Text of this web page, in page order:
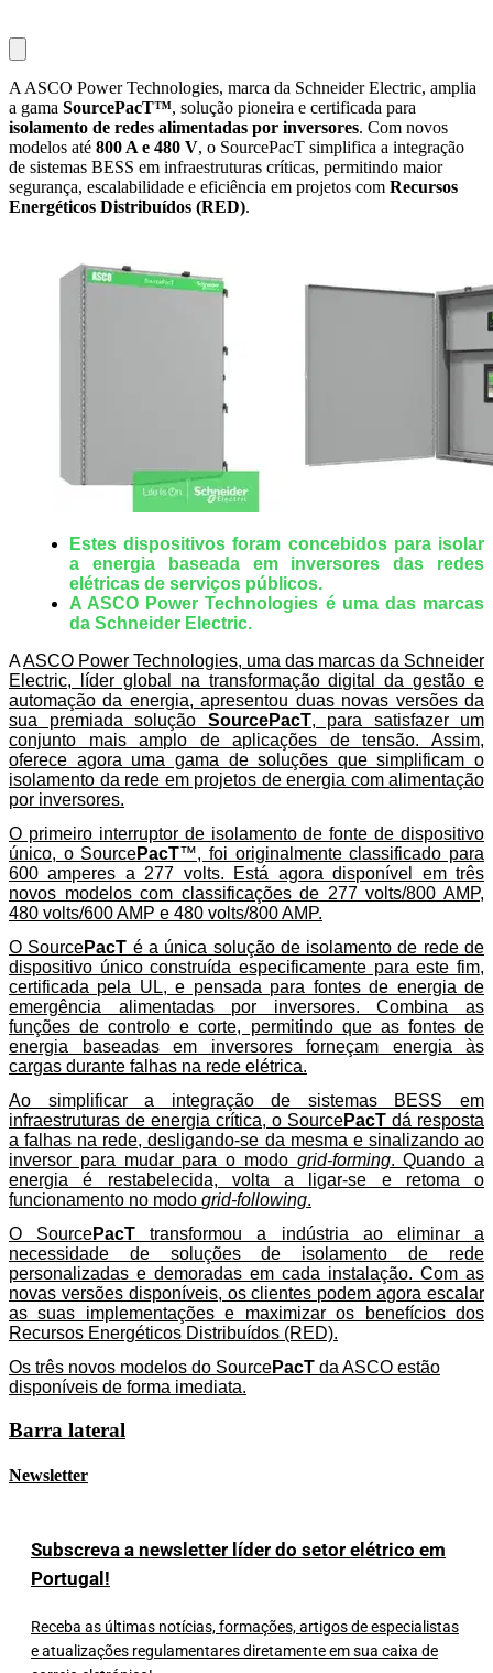
A ASCO Power Technologies, marca da Schneider Electric, amplia
a gama SourcePacT™, solução pioneira e certificada para
isolamento de redes alimentadas por inversores. Com novos
modelos até 800 A e 480 V, o SourcePacT simplifica a integração
de sistemas BESS em infraestruturas críticas, permitindo maior
segurança, escalabilidade e eficiência em projetos com Recursos
Energéticos Distribuídos (RED).
Estes dispositivos foram concebidos para isolar
a energia baseada em inversores das redes
elétricas de serviços públicos.
A ASCO Power Technologies é uma das marcas
da Schneider Electric.
AASCO Power Technologies, uma das marcas da Schneider
Electric, líder global na transformação digital da gestão e
automação da energia, apresentou duas novas versões da
sua premiada solução SourcePacT, para satisfazer um
conjunto mais amplo de aplicações de tensão. Assim,
oferece agora uma gama de soluções que simplificam o
isolamento da rede em projetos de energia com alimentação
por inversores.
O primeiro interruptor de isolamento de fonte de dispositivo
único, o SourcePacT™, foi originalmente classificado para
600 amperes a 277 volts. Está agora disponível em três
novos modelos com classificações de 277 volts/800 AMP,
480 volts/600 AMP e 480 volts/800 AMP.
O SourcePacT é a única solução de isolamento de rede de
dispositivo único construída especificamente para este fim,
certificada pela UL, e pensada para fontes de energia de
emergência alimentadas por inversores. Combina as
funções de controlo e corte, permitindo que as fontes de
energia baseadas em inversores forneçam energia às
cargas durante falhas na rede elétrica.
Ao simplificar a integração de sistemas BESS em
infraestruturas de energia crítica, o SourcePacT dá resposta
a falhas na rede, desligando-se da mesma e sinalizando ao
inversor para mudar para o modo grid-forming. Quando a
energia é restabelecida, volta a ligar-se e retoma o
funcionamento no modo grid-following.
O SourcePacT transformou a indústria ao eliminar a
necessidade de soluções de isolamento de rede
personalizadas e demoradas em cada instalação. Com as
novas versões disponíveis, os clientes podem agora escalar
as suas implementações e maximizar os benefícios dos
Recursos Energéticos Distribuídos (RED).
Os três novos modelos do SourcePacT da ASCO estão
disponíveis de forma imediata.
Barra lateral
Newsletter
Subscreva a newsletter líder do setor elétrico em
Portugal!
Receba as últimas notícias, formações, artigos de especialistas
e atualizações regulamentares diretamente em sua caixa de